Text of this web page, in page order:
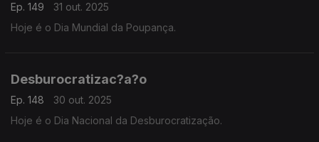
Ep. 149
31 out. 2025
Hoje é o Dia Mundial da Poupança.
Desburocratizac?a?o
Ep. 148
30 out. 2025
Hoje é o Dia Nacional da Desburocratização.